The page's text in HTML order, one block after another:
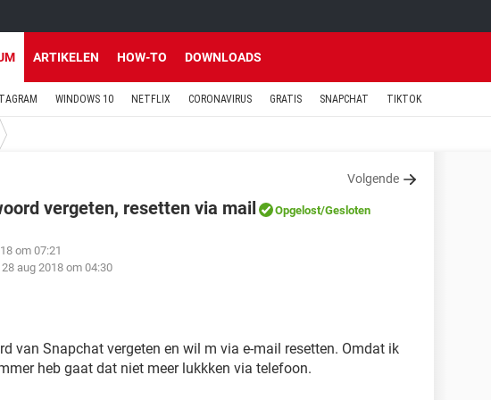
ARTIKELEN HOW-TO DOWNLOADS
WINDOWS 10 NETFLIX CORONAVIRUS GRATIS SNAPCHAT TIKTOK
Volgende
vergeten, resetten via mail Opgelost/Gesloten
om 07:21
28 aug 2018 om 04:30
van Snapchat vergeten en wil m via e-mail resetten. Omdat ik
heb gaat dat niet meer lukkken via telefoon.